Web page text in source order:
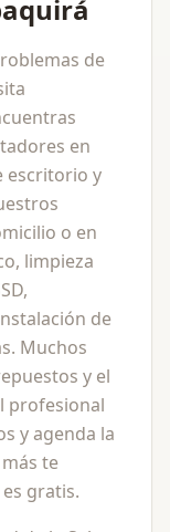
de
en
escritorio y
o en
limpieza
de
Muchos
y el
profesional
y agenda la
te
gratis.